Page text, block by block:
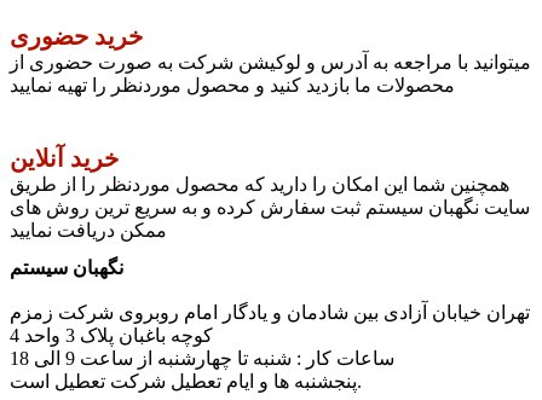
خرید حضوری
میتوانید با مراجعه به آدرس و لوکیشن شرکت به صورت حضوری از
محصولات ما بازدید کنید و محصول موردنظر را تهیه نمایید
خرید آنلاین
همچنین شما این امکان را دارید که محصول موردنظر را از طریق
سایت نگهبان سیستم ثبت سفارش کرده و به سریع ترین روش های
ممکن دریافت نمایید
نگهبان سیستم
تهران خیابان آزادی بین شادمان و یادگار امام روبروی شرکت زمزم
کوچه باغبان پلاک 3 واحد 4
پنجشنبه ها و ایام تعطیل شرکت تعطیل است.